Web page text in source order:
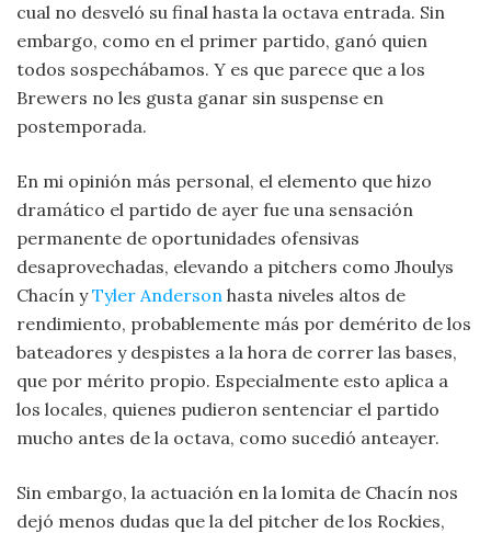
cual no desveló su final hasta la octava entrada. Sin
embargo, como en el primer partido, ganó quien
todos sospechábamos. Y es que parece que a los
Brewers no les gusta ganar sin suspense en
postemporada.
En mi opinión más personal, el elemento que hizo
dramático el partido de ayer fue una sensación
permanente de oportunidades ofensivas
desaprovechadas, elevando a pitchers como Jhoulys
Chacín yTyler Anderson hasta niveles altos de
rendimiento, probablemente más por demérito de los
bateadores y despistes a la hora de correr las bases,
que por mérito propio. Especialmente esto aplica a
los locales, quienes pudieron sentenciar el partido
mucho antes de la octava, como sucedió anteayer.
Sin embargo, la actuación en la lomita de Chacín nos
dejó menos dudas que la del pitcher de los Rockies,